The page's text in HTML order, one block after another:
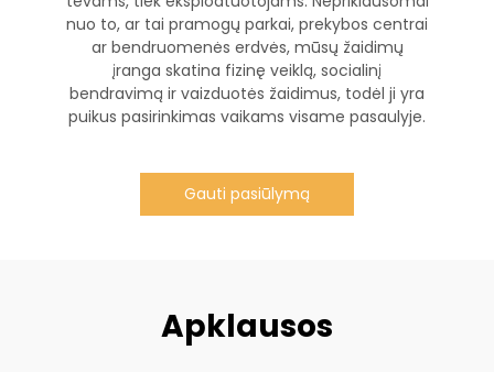
nuo to, ar tai pramogų parkai, prekybos centrai
ar bendruomenės erdvės, mūsų žaidimų
įranga skatina fizinę veiklą, socialinį
bendravimą ir vaizduotės žaidimus, todėl ji yra
puikus pasirinkimas vaikams visame pasaulyje.
Gauti pasiūlymą
Apklausos